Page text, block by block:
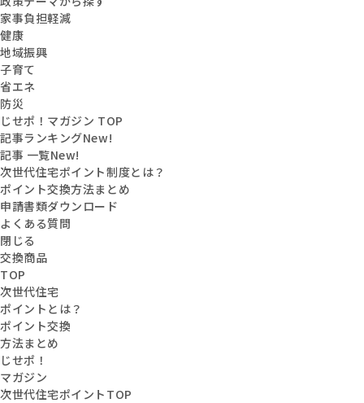
家事負担軽減
健康
地域振興
子育て
省エネ
防災
じせポ！マガジン TOP
記事ランキングNew!
記事 一覧New!
次世代住宅ポイント制度とは？
ポイント交換方法まとめ
申請書類ダウンロード
よくある質問
閉じる
交換商品
TOP
次世代住宅
ポイントとは？
ポイント交換
方法まとめ
じせポ！
マガジン
次世代住宅ポイントTOP